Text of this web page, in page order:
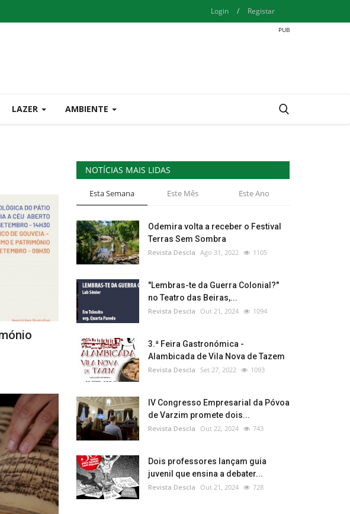
Login / Registar
LAZER AMBIENTE
NOTÍCIAS MAIS LIDAS
Esta Semana Este Mês Este Ano
Odemira volta a receber o Festival
Terras Sem Sombra
Revista Descla Ago 31, 2022 1105
"Lembras-te da Guerra Colonial?"
no Teatro das Beiras,...
Revista Descla Out 21, 2024 1094
3.ª Feira Gastronómica -
Alambicada de Vila Nova de Tazem
Revista Descla Set 27, 2022 1093
IV Congresso Empresarial da Póvoa
de Varzim promete dois...
Revista Descla Out 22, 2024 743
Dois professores lançam guia
juvenil que ensina a debater...
Revista Descla Out 21, 2024 728